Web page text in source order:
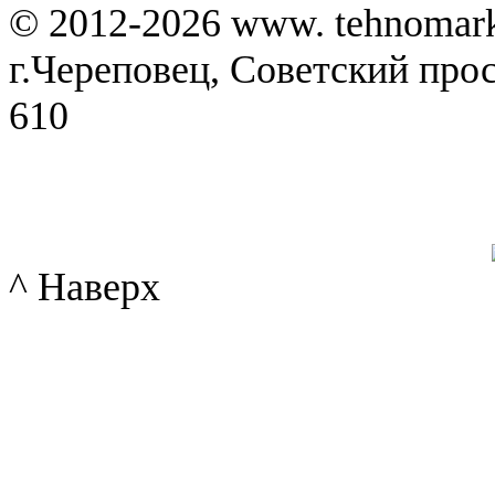
© 2012-2026 www.
г.Череповец, Советский
610
^ Наверх